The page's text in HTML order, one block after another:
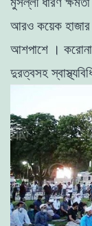
আরও কয়েক হাজার
আশপাশে । করোনা
দুরত্বসহ